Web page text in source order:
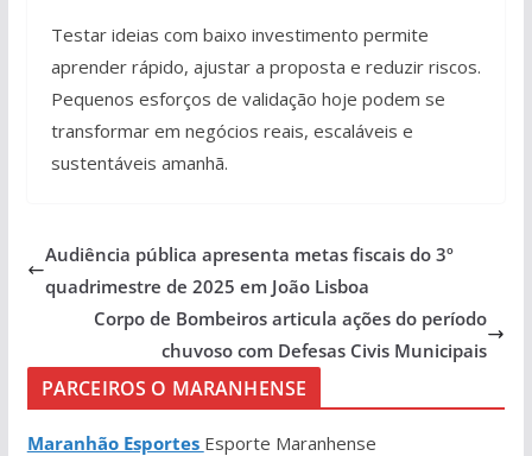
Testar ideias com baixo investimento permite
aprender rápido, ajustar a proposta e reduzir riscos.
Pequenos esforços de validação hoje podem se
transformar em negócios reais, escaláveis e
sustentáveis amanhã.
Audiência pública apresenta metas fiscais do 3º
quadrimestre de 2025 em João Lisboa
Corpo de Bombeiros articula ações do período
chuvoso com Defesas Civis Municipais
PARCEIROS O MARANHENSE
Maranhão Esportes Esporte Maranhense